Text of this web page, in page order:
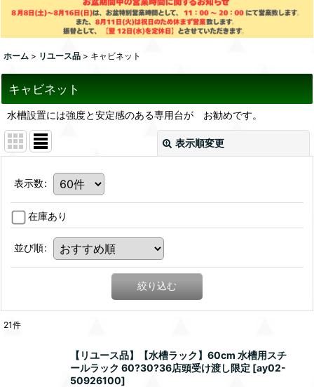
ホーム > リユース品 > キャビネット
キャビネット
水槽設置には強度と安定感のある専用台が お勧めです。
表示順変更
表示数:
在庫あり
並び順:
絞り込む
21件
【リユース品】【水槽ラック】60cm 水槽用スチ
ールラック 60?30?36店頭受け渡し限定 [ay02-
50926100]